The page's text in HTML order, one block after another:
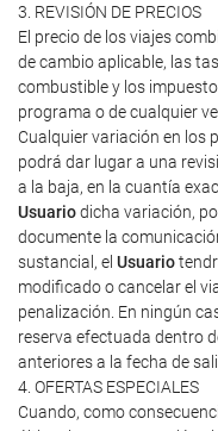
3. REVISIÓN DE PRECIOS
El precio de los viajes
de cambio aplicable, las
combustible y los
programa o de cualquier
Cualquier variación en los
podrá dar lugar a una
a la baja, en la cuantía
Usuariodicha variación,
documente la
sustancial, el Usuario
modificado o cancelar el
penalización. En ningún
reserva efectuada dentro
anteriores a la fecha de
4. OFERTAS ESPECIALES
Cuando, como